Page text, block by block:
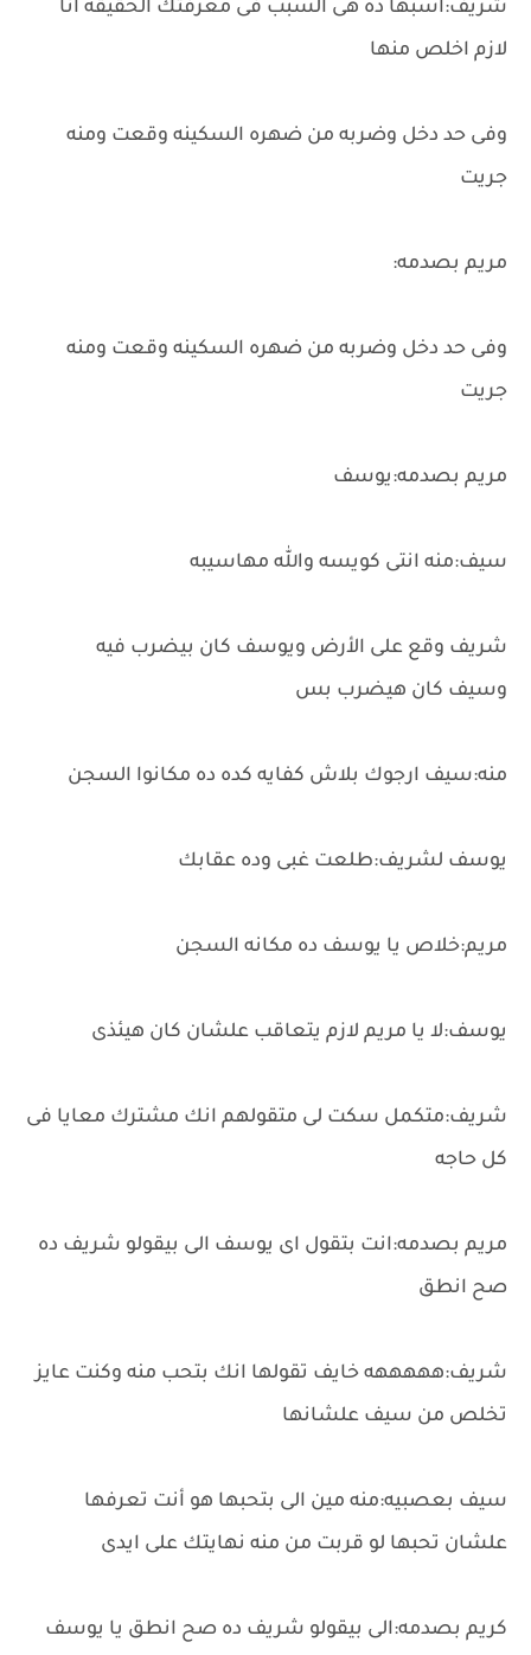
شريف:اسبها ده هى السبب فى معرفتك الحقيقه انا
لازم اخلص منها
وفى حد دخل وضربه من ضهره السكينه وقعت ومنه
جريت
مريم بصدمه:
وفى حد دخل وضربه من ضهره السكينه وقعت ومنه
جريت
مريم بصدمه:يوسف
سيف:منه انتى كويسه والله مهاسيبه
شريف وقع على الأرض ويوسف كان بيضرب فيه
وسيف كان هيضرب بس
منه:سيف ارجوك بلاش كفايه كده ده مكانوا السجن
يوسف لشريف:طلعت غبى وده عقابك
مريم:خلاص يا يوسف ده مكانه السجن
يوسف:لا يا مريم لازم يتعاقب علشان كان هيئذى
شريف:متكمل سكت لى متقولهم انك مشترك معايا فى
كل حاجه
مريم بصدمه:انت بتقول اى يوسف الى بيقولو شريف ده
صح انطق
شريف:هههههه خايف تقولها انك بتحب منه وكنت عايز
تخلص من سيف علشانها
سيف بعصبيه:منه مين الى بتحبها هو أنت تعرفها
علشان تحبها لو قربت من منه نهايتك على ايدى
كريم بصدمه:الى بيقولو شريف ده صح انطق يا يوسف